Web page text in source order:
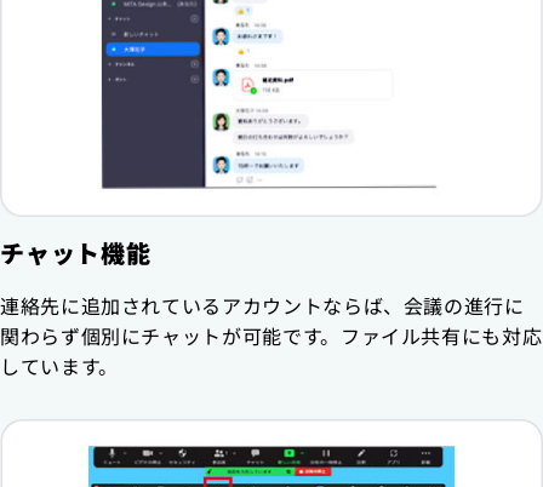
チャット機能
連絡先に追加されているアカウントならば、会議の進行に
関わらず個別にチャットが可能です。ファイル共有にも対応
しています。